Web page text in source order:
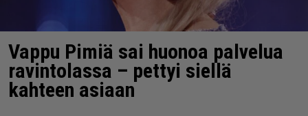
Vappu Pimiä sai huonoa palvelua
ravintolassa – pettyi siellä
kahteen asiaan